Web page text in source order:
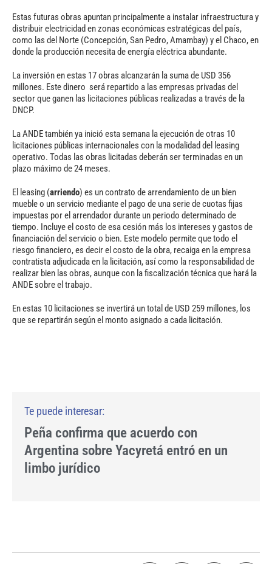
Estas futuras obras apuntan principalmente a instalar infraestructura y
distribuir electricidad en zonas económicas estratégicas del país,
como las del Norte (Concepción, San Pedro, Amambay) y el Chaco, en
donde la producción necesita de energía eléctrica abundante.
La inversión en estas 17 obras alcanzarán la suma de USD 356
millones. Este dinero será repartido a las empresas privadas del
sector que ganen las licitaciones públicas realizadas a través de la
DNCP.
La ANDE también ya inició esta semana la ejecución de otras 10
licitaciones públicas internacionales con la modalidad del leasing
operativo. Todas las obras licitadas deberán ser terminadas en un
plazo máximo de 24 meses.
El leasing (arriendo) es un contrato de arrendamiento de un bien
mueble o un servicio mediante el pago de una serie de cuotas fijas
impuestas por el arrendador durante un periodo determinado de
tiempo. Incluye el costo de esa cesión más los intereses y gastos de
financiación del servicio o bien. Este modelo permite que todo el
riesgo financiero, es decir el costo de la obra, recaiga en la empresa
contratista adjudicada en la licitación, así como la responsabilidad de
realizar bien las obras, aunque con la fiscalización técnica que hará la
ANDE sobre el trabajo.
En estas 10 licitaciones se invertirá un total de USD 259 millones, los
que se repartirán según el monto asignado a cada licitación.
Peña confirma que acuerdo con
Argentina sobre Yacyretá entró en un
limbo jurídico